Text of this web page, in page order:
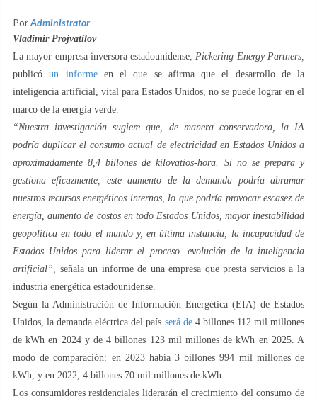
PorAdministrator
Vladimir Projvatilov
La mayor empresa inversora estadounidense, Pickering Energy Partners,
publicóun informeen el que se afirma que el desarrollo de la
inteligencia artificial, vital para Estados Unidos, no se puede lograr en el
marco de la energía verde.
“Nuestra investigación sugiere que, de manera conservadora, la IA
podría duplicar el consumo actual de electricidad en Estados Unidos a
aproximadamente 8,4 billones de kilovatios-hora. Si no se prepara y
gestiona eficazmente, este aumento de la demanda podría abrumar
nuestros recursos energéticos internos, lo que podría provocar escasez de
energía, aumento de costos en todo Estados Unidos, mayor inestabilidad
geopolítica en todo el mundo y, en última instancia, la incapacidad de
Estados Unidos para liderar el proceso. evolución de la inteligencia
artificial”,
señala un informe de una empresa que presta servicios a la
industria energética estadounidense.
Según la Administración de Información Energética (EIA) de Estados
Unidos, la demanda eléctrica del país será de4 billones 112 mil millones
de kWh en 2024 y de 4 billones 123 mil millones de kWh en 2025. A
modo de comparación: en 2023 había 3 billones 994 mil millones de
kWh, y en 2022, 4 billones 70 mil millones de kWh.
Los consumidores residenciales liderarán el crecimiento del consumo de